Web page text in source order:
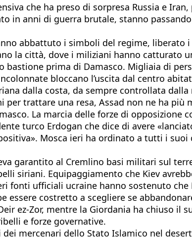
che ha preso di sorpresa Russia e
in anni di guerra brutale, stanno
abbattuto i simboli del regime, liberato
la città, dove i miliziani hanno catturato
bastione prima di Damasco. Migliaia di
bloccano l’uscita dal centro
dalla costa, da sempre controllata
trattare una resa, Assad non ne ha più
La marcia delle forze di opposizione
turco Erdogan che dice di avere
Mosca ieri ha ordinato a tutti i
garantito al Cremlino basi militari sul
siriani. Equipaggiamento che Kiev
fonti ufficiali ucraine hanno sostenuto
essere costretto a scegliere se
ez-Zor, mentre la Giordania ha chiuso il
e forze governative.
mercenari dello Stato Islamico nel